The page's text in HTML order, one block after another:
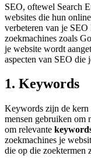
SEO, oftewel Search
websites die hun
verbeteren van je
zoekmachines zoals
je website wordt
aspecten van SEO die
1. Keywords
Keywords zijn de kern
mensen gebruiken om
om relevante
zoekmachines je
die op die zoektermen